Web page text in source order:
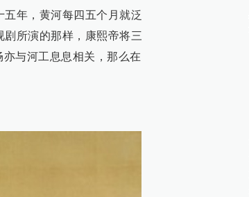
年，黄河每四五个月就泛
所演的那样，康熙帝将三
与河工息息相关，那么在